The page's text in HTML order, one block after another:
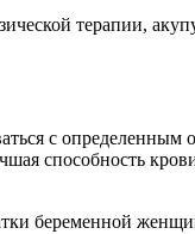
терапии,
с
способность
беременной